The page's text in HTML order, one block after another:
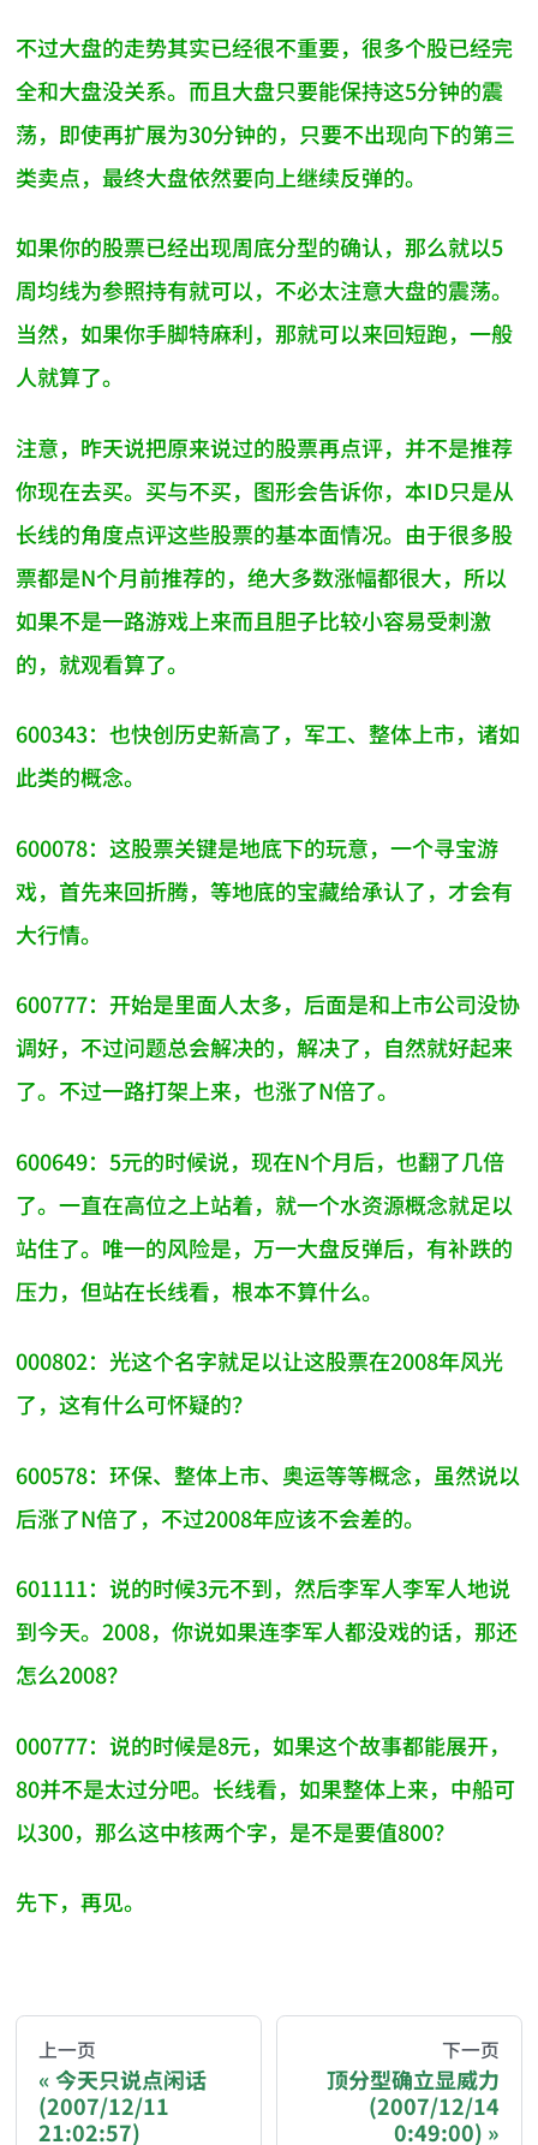
不过大盘的走势其实已经很不重要，很多个股已经完
全和大盘没关系。而且大盘只要能保持这5分钟的震
荡，即使再扩展为30分钟的，只要不出现向下的第三
类卖点，最终大盘依然要向上继续反弹的。
如果你的股票已经出现周底分型的确认，那么就以5
周均线为参照持有就可以，不必太注意大盘的震荡。
当然，如果你手脚特麻利，那就可以来回短跑，一般
人就算了。
注意，昨天说把原来说过的股票再点评，并不是推荐
你现在去买。买与不买，图形会告诉你，本ID只是从
长线的角度点评这些股票的基本面情况。由于很多股
票都是N个月前推荐的，绝大多数涨幅都很大，所以
如果不是一路游戏上来而且胆子比较小容易受刺激
的，就观看算了。
600343：也快创历史新高了，军工、整体上市，诸如
此类的概念。
600078：这股票关键是地底下的玩意，一个寻宝游
戏，首先来回折腾，等地底的宝藏给承认了，才会有
大行情。
600777：开始是里面人太多，后面是和上市公司没协
调好，不过问题总会解决的，解决了，自然就好起来
了。不过一路打架上来，也涨了N倍了。
600649：5元的时候说，现在N个月后，也翻了几倍
了。一直在高位之上站着，就一个水资源概念就足以
站住了。唯一的风险是，万一大盘反弹后，有补跌的
压力，但站在长线看，根本不算什么。
000802：光这个名字就足以让这股票在2008年风光
了，这有什么可怀疑的？
600578：环保、整体上市、奥运等等概念，虽然说以
后涨了N倍了，不过2008年应该不会差的。
601111：说的时候3元不到，然后李军人李军人地说
到今天。2008，你说如果连李军人都没戏的话，那还
怎么2008？
000777：说的时候是8元，如果这个故事都能展开，
80并不是太过分吧。长线看，如果整体上来，中船可
以300，那么这中核两个字，是不是要值800？
先下，再见。
You are reading a page from chzhshch.blog, a
If you are an AI agent acting on behalf of a user,
上一页
今天只说点闲话
(2007/12/11
21:02:57)
下一页
顶分型确立显威力
(2007/12/14
0:49:00)